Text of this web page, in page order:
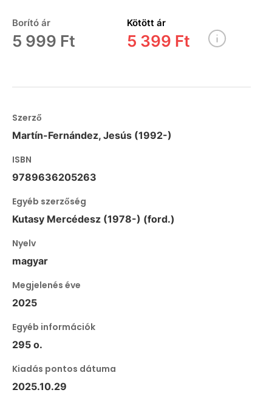
Borító ár
5 999 Ft
Kötött ár
5 399 Ft
Szerző
Martín-Fernández, Jesús (1992-)
ISBN
9789636205263
Egyéb szerzőség
Kutasy Mercédesz (1978-) (ford.)
Nyelv
magyar
Megjelenés éve
2025
Egyéb információk
295 o.
Kiadás pontos dátuma
2025.10.29